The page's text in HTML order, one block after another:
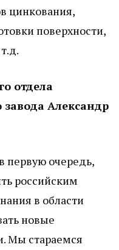
цинкования,
поверхности,
отдела
Александр
первую очередь,
российским
в области
новые
Мы стараемся